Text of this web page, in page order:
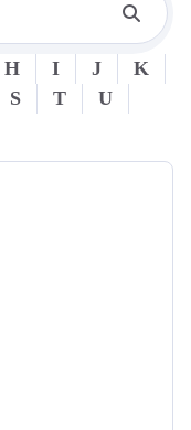
H I J
K
S T
U